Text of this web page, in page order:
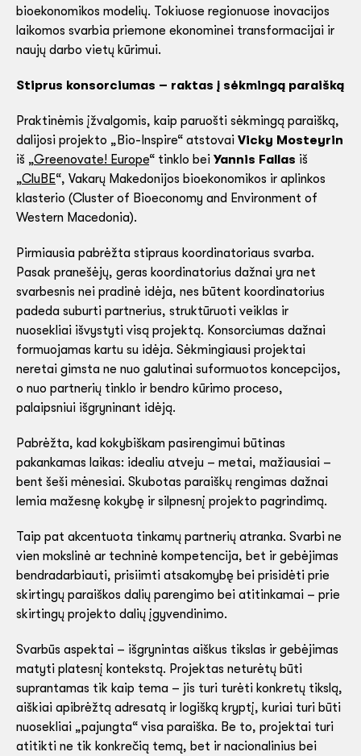
bioekonomikos modelių. Tokiuose regionuose inovacijos
laikomos svarbia priemone ekonominei transformacijai ir
naujų darbo vietų kūrimui.
Stiprus konsorciumas – raktas į sėkmingą paraišką
Praktinėmis įžvalgomis, kaip paruošti sėkmingą paraišką,
dalijosi projekto „Bio-Inspire“ atstovai Vicky Mosteyrin
iš „Greenovate! Europe“ tinklo bei Yannis Fallas iš
„CluBE“, Vakarų Makedonijos bioekonomikos ir aplinkos
klasterio (Cluster of Bioeconomy and Environment of
Western Macedonia).
Pirmiausia pabrėžta stipraus koordinatoriaus svarba.
Pasak pranešėjų, geras koordinatorius dažnai yra net
svarbesnis nei pradinė idėja, nes būtent koordinatorius
padeda suburti partnerius, struktūruoti veiklas ir
nuosekliai išvystyti visą projektą. Konsorciumas dažnai
formuojamas kartu su idėja. Sėkmingiausi projektai
neretai gimsta ne nuo galutinai suformuotos koncepcijos,
o nuo partnerių tinklo ir bendro kūrimo proceso,
palaipsniui išgryninant idėją.
Pabrėžta, kad kokybiškam pasirengimui būtinas
pakankamas laikas: idealiu atveju – metai, mažiausiai –
bent šeši mėnesiai. Skubotas paraiškų rengimas dažnai
lemia mažesnę kokybę ir silpnesnį projekto pagrindimą.
Taip pat akcentuota tinkamų partnerių atranka. Svarbi ne
vien mokslinė ar techninė kompetencija, bet ir gebėjimas
bendradarbiauti, prisiimti atsakomybę bei prisidėti prie
skirtingų paraiškos dalių parengimo bei atitinkamai – prie
skirtingų projekto dalių įgyvendinimo.
Svarbūs aspektai – išgrynintas aiškus tikslas ir gebėjimas
matyti platesnį kontekstą. Projektas neturėtų būti
suprantamas tik kaip tema – jis turi turėti konkretų tikslą,
aiškiai apibrėžtą adresatą ir logišką kryptį, kuriai turi būti
nuosekliai „pajungta“ visa paraiška. Be to, projektai turi
atitikti ne tik konkrečią temą, bet ir nacionalinius bei